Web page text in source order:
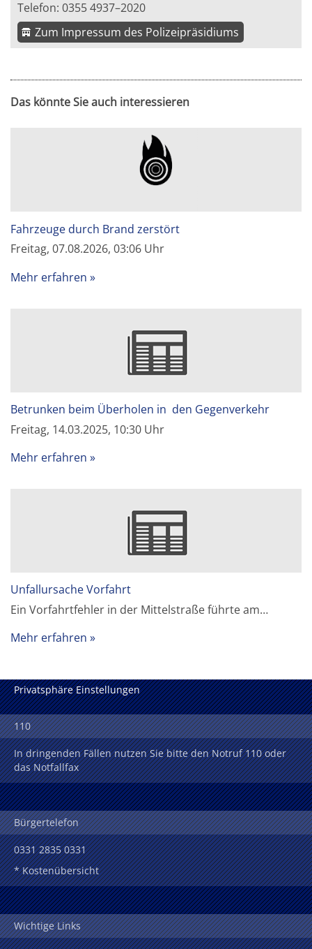
Telefon: 0355 4937–2020
Zum Impressum des Polizeipräsidiums
Das könnte Sie auch interessieren
Fahrzeuge durch Brand zerstört
Freitag, 07.08.2026, 03:06 Uhr
Mehr erfahren
Betrunken beim Überholen in den Gegenverkehr
Freitag, 14.03.2025, 10:30 Uhr
Mehr erfahren
Unfallursache Vorfahrt
Ein Vorfahrtfehler in der Mittelstraße führte am…
Mehr erfahren
Privatsphäre Einstellungen
110
In dringenden Fällen nutzen Sie bitte den Notruf 110 oder
das Notfallfax
Bürgertelefon
0331 2835 0331
* Kostenübersicht
Wichtige Links